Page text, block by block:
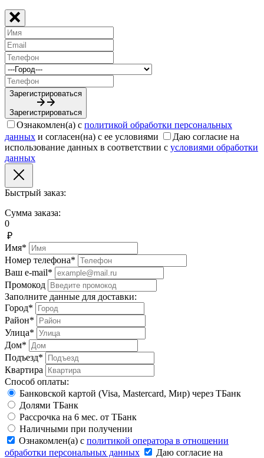
Зарегистрироваться
Зарегистрироваться
Ознакомлен(а) с политикой обработки персональных
данных и согласен(на) с ее условиями
Даю согласие на
использование данных в соответствии с условиями обработки
данных
Быстрый заказ:
Сумма заказа:
0
₽
Имя*
Номер телефона*
Ваш e-mail*
Промокод
Заполните данные для доставки:
Город*
Район*
Улица*
Дом*
Подъезд*
Квартира
Способ оплаты:
Банковской картой (Visa, Mastercard, Mир) через ТБанк
Долями ТБанк
Рассрочка на 6 мес. от ТБанк
Наличными при получении
Ознакомлен(а) с политикой оператора в отношении
обработки персональных данных
Даю согласие на